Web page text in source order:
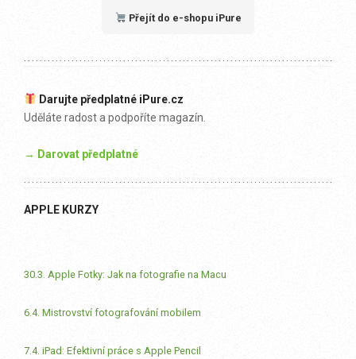
Přejít do e-shopu iPure
Darujte předplatné iPure.cz
Uděláte radost a podpoříte magazín.
→ Darovat předplatné
APPLE KURZY
30.3. Apple Fotky: Jak na fotografie na Macu
6.4. Mistrovství fotografování mobilem
7.4. iPad: Efektivní práce s Apple Pencil